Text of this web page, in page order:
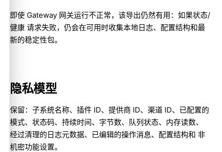
即使 Gateway 网关运行不正常，该导出仍然有用：如果状态/
健康 请求失败，仍会在可用时收集本地日志、配置结构和最
新的稳定性包。
隐私模型
保留：子系统名称、插件 ID、提供商 ID、渠道 ID、已配置的
模式、状态码、持续时间、字节数、队列状态、内存读数、
经过清理的日志元数据、已编辑的操作消息、配置结构和 非
机密功能设置。